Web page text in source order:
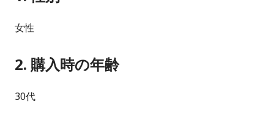
女性
2. 購入時の年齢
30代